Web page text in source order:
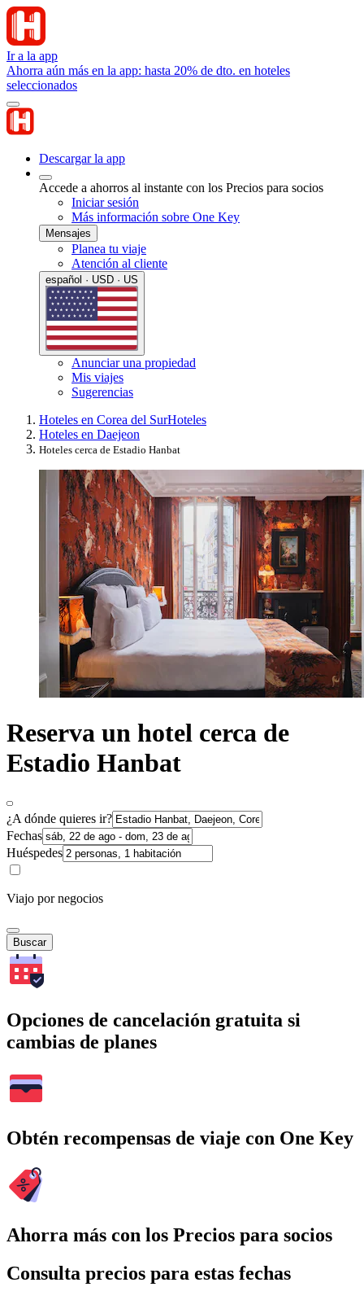
Ir a la app
Ahorra aún más en la app: hasta 20% de dto. en hoteles
seleccionados
Descargar la app
Accede a ahorros al instante con los Precios para socios
Iniciar sesión
Más información sobre One Key
Mensajes
Planea tu viaje
Atención al cliente
español · USD · US
Anunciar una propiedad
Mis viajes
Sugerencias
Hoteles en Corea del SurHoteles
Hoteles en Daejeon
Hoteles cerca de Estadio Hanbat
Reserva un hotel cerca de
Estadio Hanbat
¿A dónde quieres ir?
Fechas
Huéspedes
Viajo por negocios
Buscar
Opciones de cancelación gratuita si
cambias de planes
Obtén recompensas de viaje con One Key
Ahorra más con los Precios para socios
Consulta precios para estas fechas